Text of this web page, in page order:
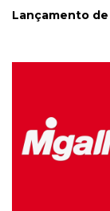
Lançamento